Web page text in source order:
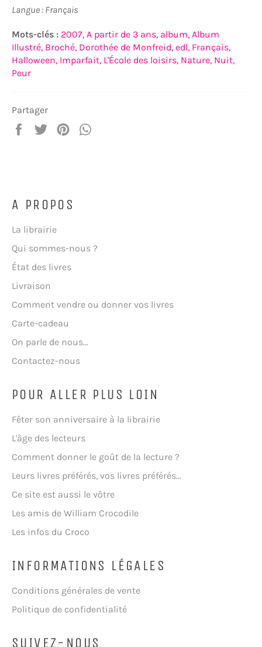
Langue : Français
Mots-clés : 2007, A partir de 3 ans, album, Album
Illustré, Broché, Dorothée de Monfreid, edl, Français,
Halloween, Imparfait, L'École des loisirs, Nature, Nuit,
Peur
Partager
PartagerTweeterÉpingler
A PROPOS
La librairie
Qui sommes-nous ?
État des livres
Livraison
Comment vendre ou donner vos livres
Carte-cadeau
On parle de nous...
Contactez-nous
POUR ALLER PLUS LOIN
Fêter son anniversaire à la librairie
L'âge des lecteurs
Comment donner le goût de la lecture ?
Leurs livres préférés, vos livres préférés...
Ce site est aussi le vôtre
Les amis de William Crocodile
Les infos du Croco
INFORMATIONS LÉGALES
Conditions générales de vente
Politique de confidentialité
SUIVEZ-NOUS